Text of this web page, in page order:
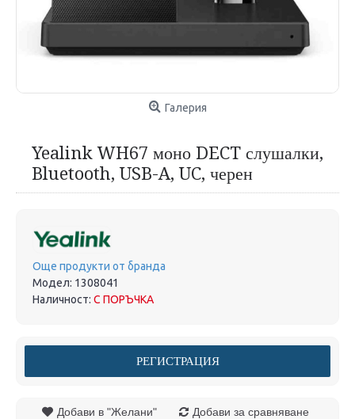
Галерия
Yealink WH67 моно DECT слушалки,
Bluetooth, USB-A, UC, черен
Още продукти от бранда
Модел: 1308041
Наличност: С ПОРЪЧКА
РЕГИСТРАЦИЯ
Добави в "Желани" Добави за сравняване